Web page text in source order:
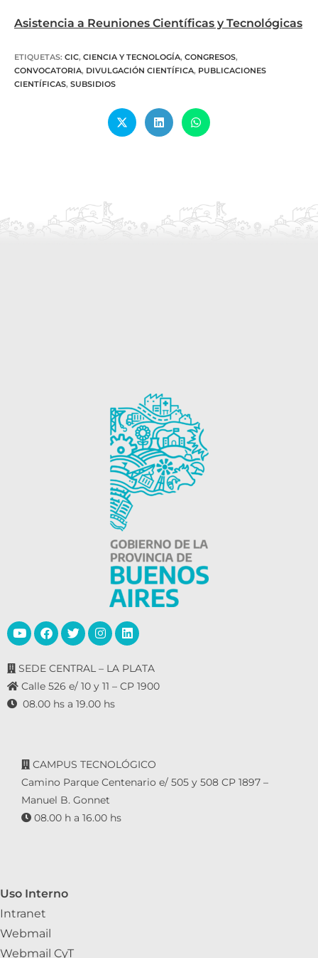
Asistencia a Reuniones Científicas y Tecnológicas
ETIQUETAS: CIC, CIENCIA Y TECNOLOGÍA, CONGRESOS,
CONVOCATORIA, DIVULGACIÓN CIENTÍFICA, PUBLICACIONES
CIENTÍFICAS, SUBSIDIOS
SEDE CENTRAL – LA PLATA
Calle 526 e/ 10 y 11 – CP 1900
08.00 hs a 19.00 hs
CAMPUS TECNOLÓGICO
Camino Parque Centenario e/ 505 y 508 CP 1897 –
Manuel B. Gonnet
08.00 h a 16.00 hs
Uso Interno
Intranet
Webmail
Webmail CyT